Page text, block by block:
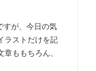
すが、今日の気
ラストだけを記
ももちろん、